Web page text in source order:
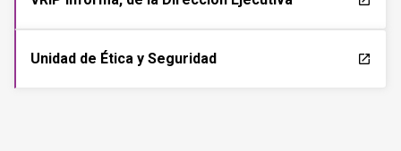
Unidad de Ética y Seguridad launch